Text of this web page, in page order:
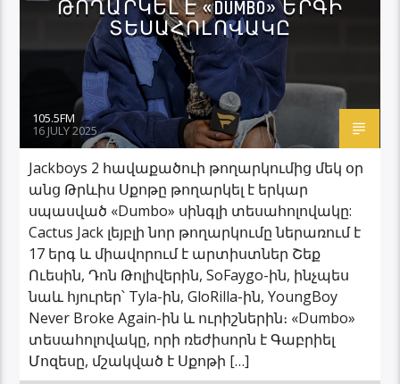
ՈՂԱՐԿԵԼ Է «DUMBO» ԵՐԳԻ Տ
ԵՍԱՀՈԼՈՎԱԿԸ
105.5FM
16 JULY 2025
Jackboys 2 հավաքածուի թողարկումից մեկ օր
անց Թրևիս Սքոթը թողարկել է երկար
սպասված «Dumbo» սինգլի տեսահոլովակը:
Cactus Jack լեյբլի նոր թողարկումը ներառում է
17 երգ և միավորում է արտիստներ Շեք
Ուեսին, Դոն Թոլիվերին, SoFaygo-ին, ինչպես
նաև հյուրեր՝ Tyla-ին, GloRilla-ին, YoungBoy
Never Broke Again-ին և ուրիշներին։ «Dumbo»
տեսահոլովակը, որի ռեժիսորն է Գաբրիել
Մոզեսը, մշակված է Սքոթի […]